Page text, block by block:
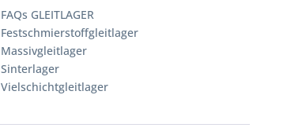
FAQs GLEITLAGER
Festschmierstoffgleitlager
Massivgleitlager
Sinterlager
Vielschichtgleitlager